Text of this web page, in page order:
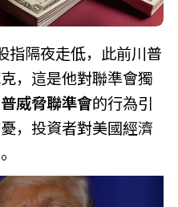
指隔夜走低，此前川普
，這是他對聯準會獨
威脅聯準會的行為引
，投資者對美國經濟